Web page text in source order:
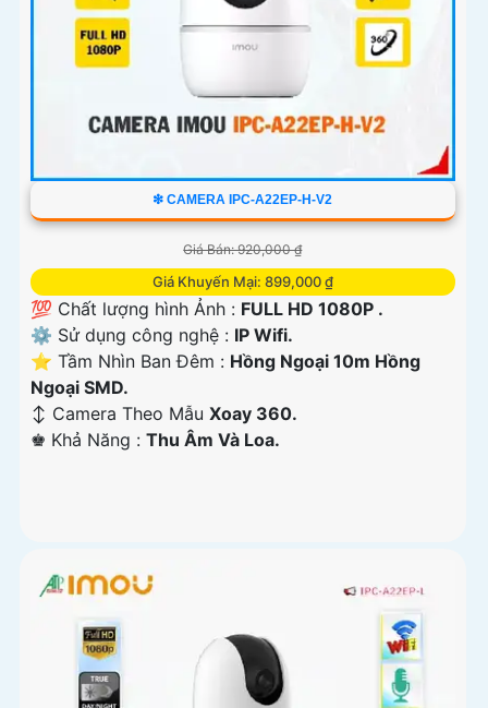
❇ CAMERA IPC-A22EP-H-V2
Giá Bán: 920,000 ₫
Giá Khuyến Mại: 899,000 ₫
💯 Chất lượng hình Ảnh : FULL HD 1080P .
⚙ Sử dụng công nghệ : IP Wifi.
⭐ Tầm Nhìn Ban Đêm : Hồng Ngoại 10m Hồng
Ngoại SMD.
↕️ Camera Theo Mẫu Xoay 360.
️♚ Khả Năng : Thu Âm Và Loa.